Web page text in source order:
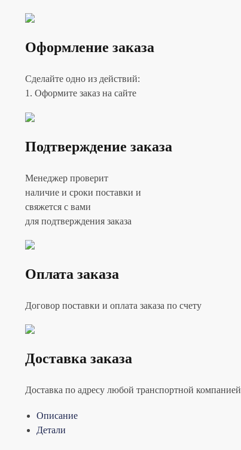
Оформление заказа
Сделайте одно из действий:
1. Оформите заказ на сайте
Подтверждение заказа
Менеджер проверит
наличие и сроки поставки и
свяжется с вами
для подтверждения заказа
Оплата заказа
Договор поставки и оплата заказа по счету
Доставка заказа
Доставка по адресу любой транспортной компанией
Описание
Детали